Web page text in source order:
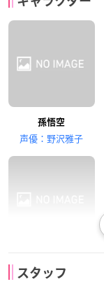
玄田哲章
シュウ
天津飯
孫悟空
声優：野沢雅子
声優：龍田直樹
スタッフ